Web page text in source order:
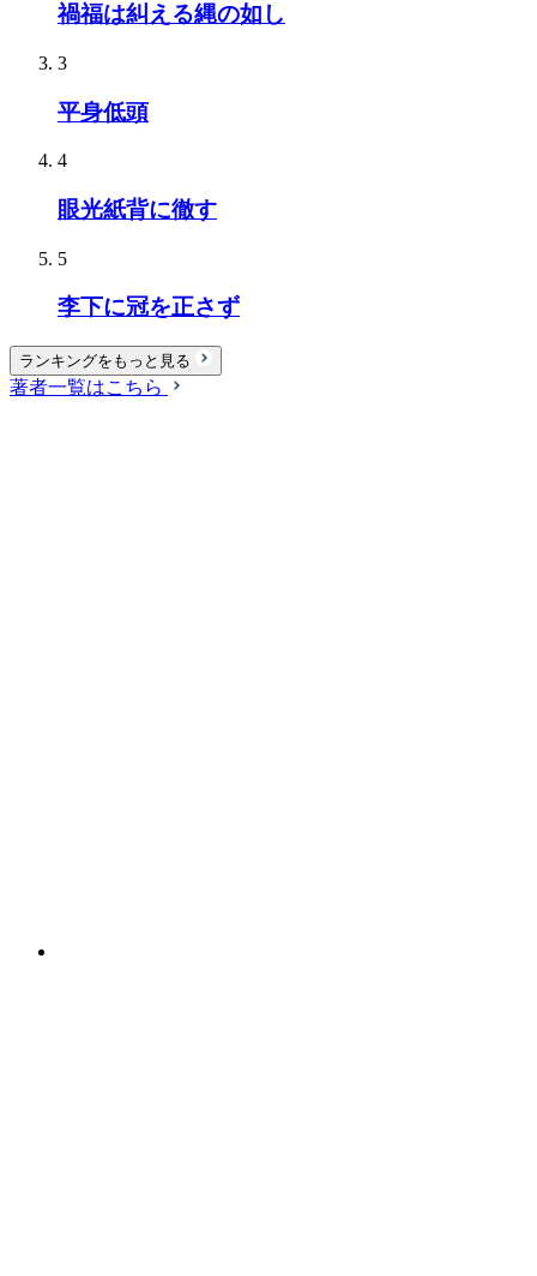
禍福は糾える縄の如し
3
平身低頭
4
眼光紙背に徹す
5
李下に冠を正さず
ランキングをもっと見る
著者一覧はこちら